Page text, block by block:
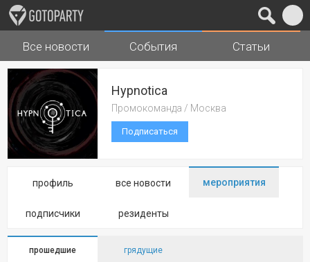
Города Музыка
Все новости События Статьи
Hypnotica
Промокоманда / Москва
Подписаться
профиль все новости мероприятия
подписчики резиденты
прошедшие грядущие